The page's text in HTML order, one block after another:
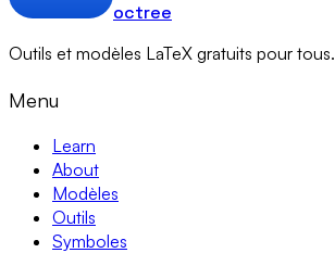
octree
Outils et modèles LaTeX gratuits pour tous.
Menu
Learn
About
Modèles
Outils
Symboles